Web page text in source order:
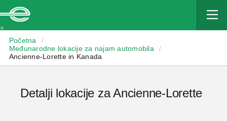
Početna
/
Međunarodne lokacije za najam automobila
/
Ancienne-Lorette in Kanada
Detalji lokacije za Ancienne-Lorette